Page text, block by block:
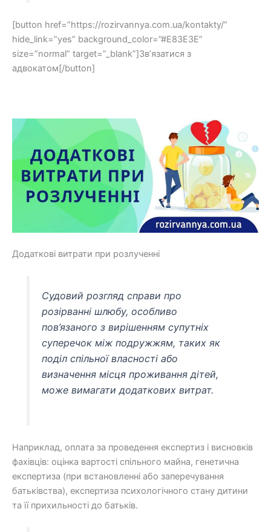
[button href=”https://rozirvannya.com.ua/kontakty/”
hide_link=”yes” background_color=”#E83E3E”
size=”normal” target=”_blank”]Зв’язатися з
адвокатом[/button]
Додаткові витрати при розлученні
Судовий розгляд справи про
розірванні шлюбу, особливо
пов’язаного з вирішенням супутніх
суперечок між подружжям, таких як
поділ спільної власності або
визначення місця проживання дітей,
може вимагати додаткових витрат.
Наприклад, оплата за проведення експертиз і висновків
фахівців: оцінка вартості спільного майна, генетична
експертиза (при встановленні або заперечування
батьківства), експертиза психологічного стану дитини
та її прихильності до батьків.